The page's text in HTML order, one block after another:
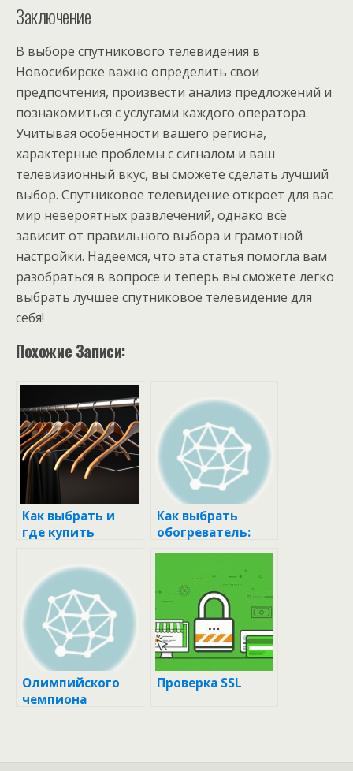
Заключение
В выборе спутникового телевидения в
Новосибирске важно определить свои
предпочтения, произвести анализ предложений и
познакомиться с услугами каждого оператора.
Учитывая особенности вашего региона,
характерные проблемы с сигналом и ваш
телевизионный вкус, вы сможете сделать лучший
выбор. Спутниковое телевидение откроет для вас
мир невероятных развлечений, однако всё
зависит от правильного выбора и грамотной
настройки. Надеемся, что эта статья помогла вам
разобраться в вопросе и теперь вы сможете легко
выбрать лучшее спутниковое телевидение для
себя!
Похожие Записи:
Как выбрать и
где купить
профессионалов
Как выбрать
обогреватель:
типы, какой
минусы
Олимпийского
чемпиона
Проверка SSL